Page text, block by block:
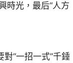
時光，最后“人方
“一招一式”千錘